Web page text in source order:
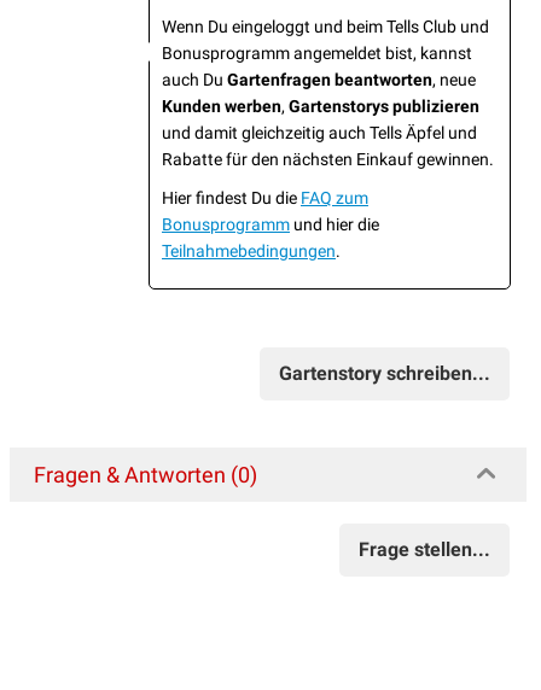
Wenn Du eingeloggt und beim Tells Club und
Bonusprogramm angemeldet bist, kannst
auch Du Gartenfragen beantworten, neue
Kunden werben, Gartenstorys publizieren
und damit gleichzeitig auch Tells Äpfel und
Rabatte für den nächsten Einkauf gewinnen.
Hier findest Du die FAQ zum
Bonusprogramm und hier die
Teilnahmebedingungen.
Gartenstory schreiben...
Fragen & Antworten (0)
Frage stellen...